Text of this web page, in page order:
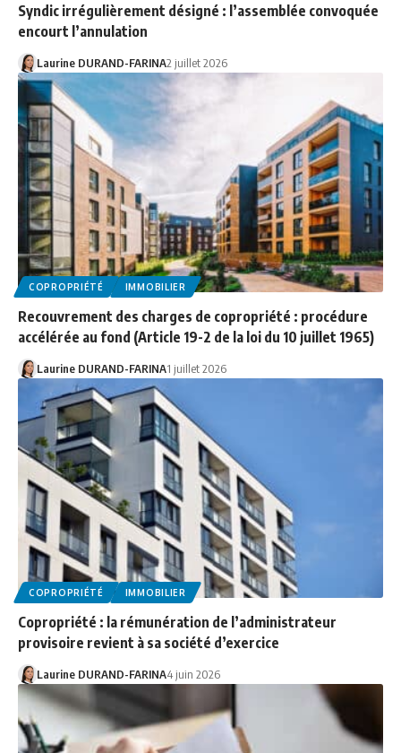
Syndic irrégulièrement désigné : l’assemblée convoquée
encourt l’annulation
Laurine DURAND-FARINA2 juillet 2026
COPROPRIÉTÉ IMMOBILIER
Recouvrement des charges de copropriété : procédure
accélérée au fond (Article 19-2 de la loi du 10 juillet 1965)
Laurine DURAND-FARINA1 juillet 2026
COPROPRIÉTÉ IMMOBILIER
Copropriété : la rémunération de l’administrateur
provisoire revient à sa société d’exercice
Laurine DURAND-FARINA4 juin 2026